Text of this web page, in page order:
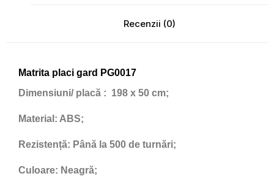
Recenzii (0)
Matrita placi gard PG0017
Dimensiuni/ placă : 198 x 50 cm;
Material: ABS;
Rezistență: Până la 500 de turnări;
Culoare: Neagră;